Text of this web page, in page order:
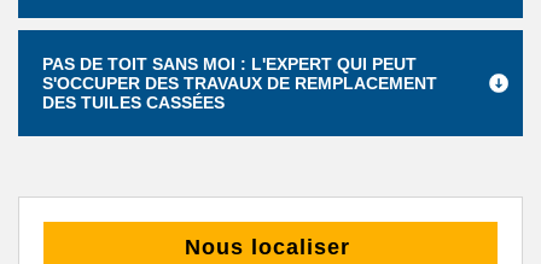
PAS DE TOIT SANS MOI : L'EXPERT QUI PEUT
S'OCCUPER DES TRAVAUX DE REMPLACEMENT
DES TUILES CASSÉES
Nous localiser